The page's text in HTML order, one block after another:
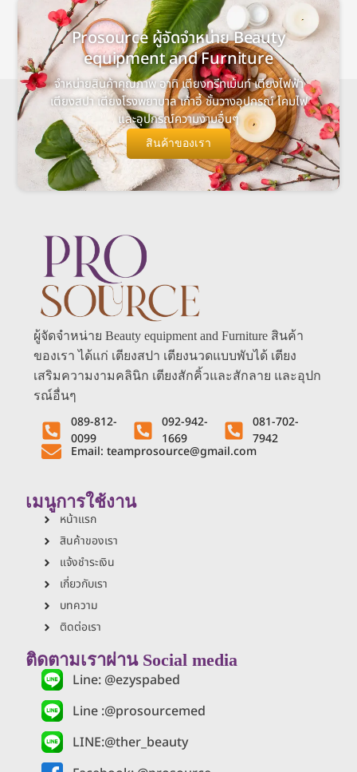
Prosource ผู้จัดจำหน่าย Beauty
equipment and Furniture
จำหน่ายสินค้าคุณภาพ อาทิ เตียงทรีทเม้นท์ เตียงไฟฟ้า
เตียงสปา เตียงโรงพยาบาล เก้าอี้ ชั้นวางอุปกรณ์ โคมไฟ
และอุปกรณ์ความงามอื่นๆ
สินค้าของเรา
ผู้จัดจำหน่าย Beauty equipment and Furniture สินค้า
ของเรา ได้แก่ เตียงสปา เตียงนวดแบบพับได้ เตียง
เสริมความงามคลินิก เตียงสักคิ้วและสักลาย และอุปก
รณ์อื่นๆ
089-812-
0099
092-942-
1669
081-702-
7942
Email: teamprosource@gmail.com
เมนูการใช้งาน
หน้าแรก
สินค้าของเรา
แจ้งชำระเงิน
เกี่ยวกับเรา
บทความ
ติดต่อเรา
ติดตามเราผ่าน Social media
Line: @ezyspabed
Line :@prosourcemed
LINE:@ther_beauty